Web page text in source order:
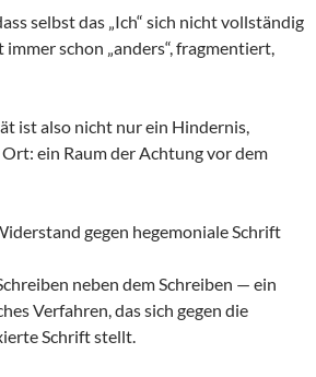
selbst das „Ich“ sich nicht vollständig
schon „anders“, fragmentiert,
ist also nicht nur ein Hindernis,
ein Raum der Achtung vor dem
gegen hegemoniale Schrift
neben dem Schreiben — ein
Verfahren, das sich gegen die
Schrift stellt.